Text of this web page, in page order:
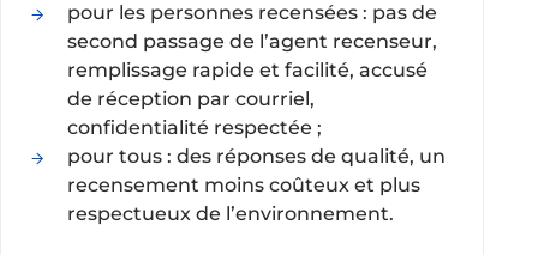
pour les personnes recensées : pas de
second passage de l’agent recenseur,
remplissage rapide et facilité, accusé
de réception par courriel,
confidentialité respectée ;
pour tous : des réponses de qualité, un
recensement moins coûteux et plus
respectueux de l’environnement.